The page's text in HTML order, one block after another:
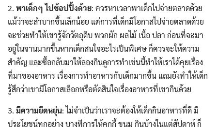
2. พาเด็กๆ ไปช้อปปิ้งด้วย: ควรหาเวลาพาเด็กไปจ่ายตลาดด้วย
แม้ว่าจะลำบากขึ้นเล็กน้อย แต่การที่เด็กมีโอกาสไปจ่ายตลาดด้วย
จะช่วยทำให้เขารู้จักวัตถุดิบ พวกผัก ผลไม้ เนื้อ ปลา ก่อนที่จะมา
อยู่ในจานมากขึ้นหากเด็กสนใจอะไรเป็นพิเศษ ก็ควรจะให้ความ
สำคัญ และซื้อกลับมาให้ลองกินดูการทำเช่นนี้ทำให้เราได้คุยเรื่อง
ที่มาของอาหาร เรื่องการทำอาหารกับเด็กมากขึ้น แถมยังทำให้เด็ก
รู้สึกว่าเขามีโอกาสเลือกหรือตัดสินใจเรื่องอาหารที่เขากินด้วย
3. มีความยืดหยุ่น: ไม่จำเป็นว่าเราจะต้องให้เด็กกินอาหารที่ดี มี
ประโยชน์ทุกอย่าง บางทีการให้คุกกี้ ขนม กินบ้างในแต่สัปดาห์ ก็